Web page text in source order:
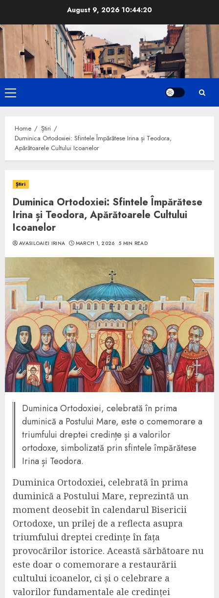
content
August 9, 202610:44:21
Primary
Menu
Home
Știri
Duminica Ortodoxiei: Sfintele Împărătese Irina și Teodora,
Apărătoarele Cultului Icoanelor
Știri
Duminica Ortodoxiei: Sfintele Împărătese
Irina și Teodora, Apărătoarele Cultului
Icoanelor
AVASILOAIEI IRINA MARCH 1, 2026 5 MIN READ
Duminica Ortodoxiei, celebrată în prima
duminică a Postului Mare, este o comemorare a
triumfului dreptei credințe și a valorilor
ortodoxe, simbolizată prin sfintele împărătese
Irina și Teodora.
Duminica Ortodoxiei, celebrată în prima
duminică a Postului Mare, reprezintă un
moment deosebit în calendarul Bisericii
Ortodoxe, un prilej de a reflecta asupra
triumfului dreptei credințe în fața
provocărilor istorice. Această sărbătoare nu
este doar o comemorare a restaurării
cultului icoanelor, ci și o celebrare a
valorilor fundamentale ale credinței